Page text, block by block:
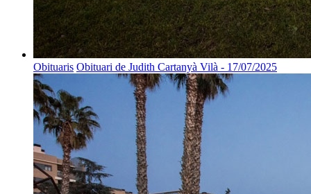
Obituaris Obituari de Judith Cartanyà Vilà - 17/07/2025